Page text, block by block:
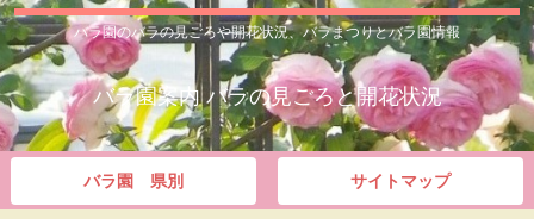
バラ園のバラの見ごろや開花状況、バラまつりとバラ園情報
バラ園案内 バラの見ごろと開花状況
バラ園 県別 サイトマップ